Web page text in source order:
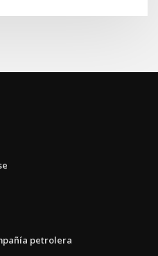
petrolera